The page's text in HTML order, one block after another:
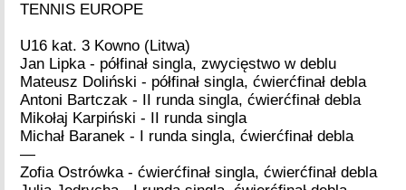
TENNIS EUROPE
U16 kat. 3 Kowno (Litwa)
Jan Lipka - półfinał singla, zwycięstwo w deblu
Mateusz Doliński - półfinał singla, ćwierćfinał debla
Antoni Bartczak - II runda singla, ćwierćfinał debla
Mikołaj Karpiński - II runda singla
Michał Baranek - I runda singla, ćwierćfinał debla
—
Zofia Ostrówka - ćwierćfinał singla, ćwierćfinał debla